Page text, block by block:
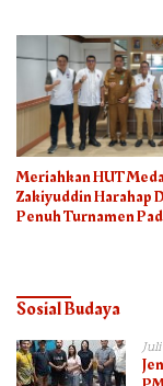
Meriahkan HUT
Zakiyuddin Harahap
Penuh Turnamen
Sosial Budaya